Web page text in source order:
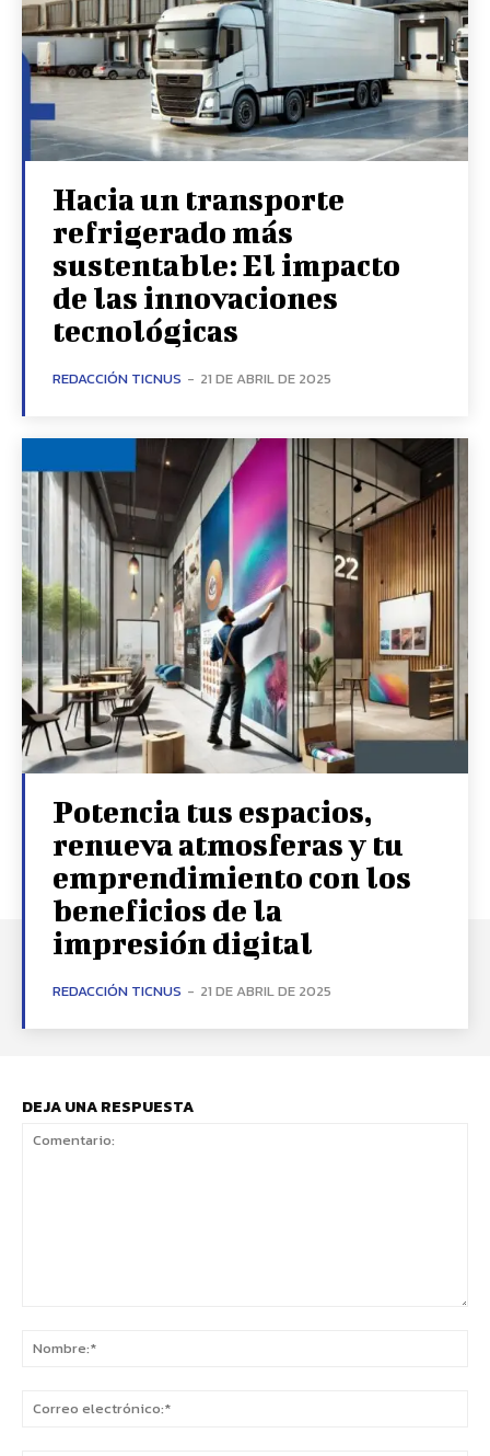
Hacia un transporte
refrigerado más
sustentable: El impacto
de las innovaciones
tecnológicas
REDACCIÓN TICNUS - 21 DE ABRIL DE 2025
Potencia tus espacios,
renueva atmosferas y tu
emprendimiento con los
beneficios de la
impresión digital
REDACCIÓN TICNUS - 21 DE ABRIL DE 2025
DEJA UNA RESPUESTA